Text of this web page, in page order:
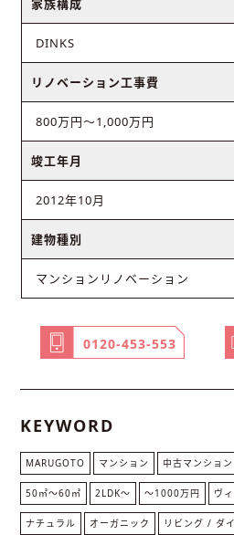
家族構成
DINKS
リノベーション工事費
800万円〜1,000万円
竣工年月
2012年10月
建物種別
マンションリノベーション
0120-453-553
KEYWORD
MARUGOTO マンション 中古マンション
50㎡〜60㎡ 2LDK〜 〜1000万円 ヴ
ナチュラル オーガニック リビング / ダ